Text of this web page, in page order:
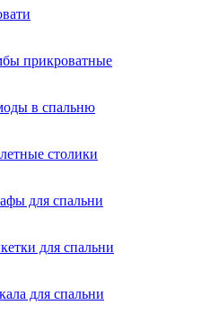
прикроватные
в спальню
столики
для спальни
для спальни
для спальни